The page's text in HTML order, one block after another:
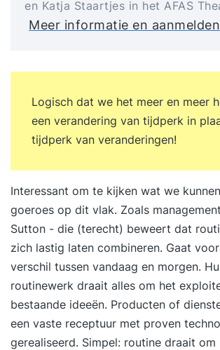
en Katja Staartjes in het AFAS
Meer informatie en aanmelden
Logisch dat we het meer en meer
een verandering van tijdperk in
tijdperk van veranderingen!
Interessant om te kijken wat we
goeroes op dit vlak. Zoals
Sutton - die (terecht) beweert dat
zich lastig laten combineren. Gaat
verschil tussen vandaag en morgen.
routinewerk draait alles om het
bestaande ideeën. Producten of
een vaste receptuur met proven
gerealiseerd. Simpel: routine draait om